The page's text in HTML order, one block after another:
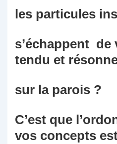
les particules
s’échappent de
tendu et
sur la parois ?
C’est que
vos concepts